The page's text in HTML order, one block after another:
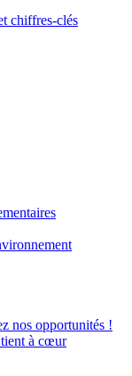
chiffres-clés
nos opportunités !
tient à cœur